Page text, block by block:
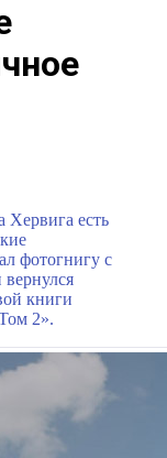
Хервига есть
фотогнигу с
книги
2».